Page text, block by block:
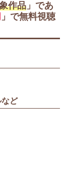
作品 」であ
」で無料視聴
ど